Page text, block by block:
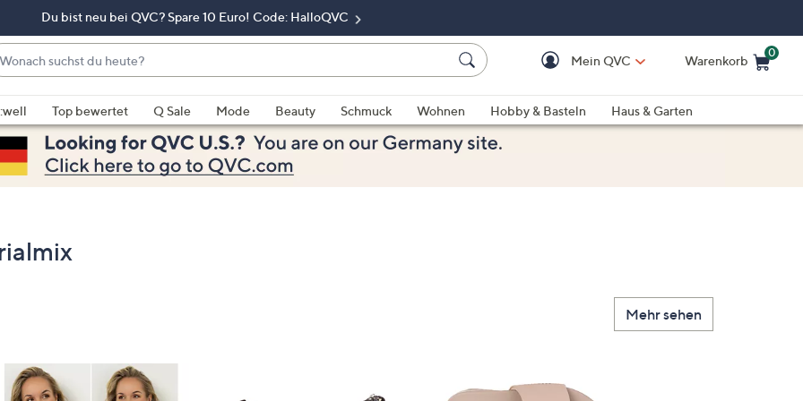
Du bist neu bei QVC? Spare 10 Euro! Code: HalloQVC
Mein QVC Warenkorb
0
Top bewertet Q Sale Mode Beauty Schmuck Wohnen Hobby & Basteln
Haus & Garten
Mehr sehen